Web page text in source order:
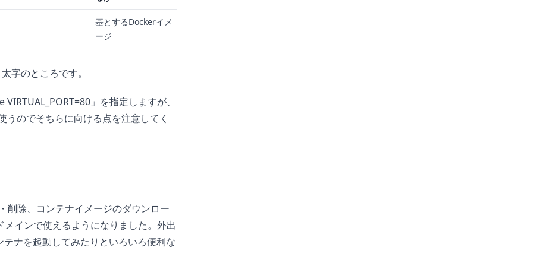
基とするDockerイメ
ージ
字のところです。
」を指定しますが、
のでそちらに向ける点を注意してく
削除、コンテナイメージのダウンロー
インで使えるようになりました。外出
ナを起動してみたりといろいろ便利な